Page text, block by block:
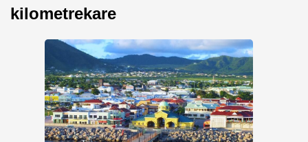
kilometrekare